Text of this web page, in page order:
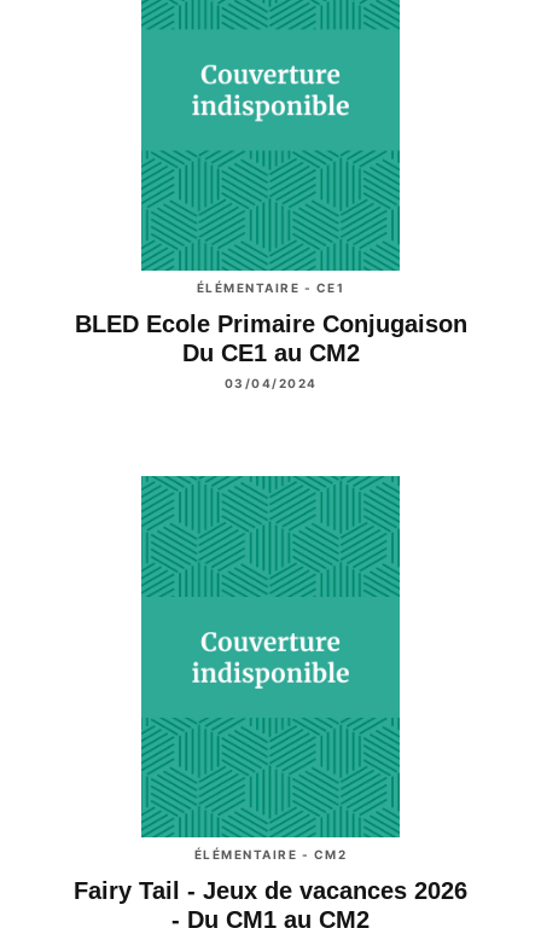
ÉLÉMENTAIRE - CE1
BLED Ecole Primaire Conjugaison
Du CE1 au CM2
03/04/2024
ÉLÉMENTAIRE - CM2
Fairy Tail - Jeux de vacances 2026
- Du CM1 au CM2